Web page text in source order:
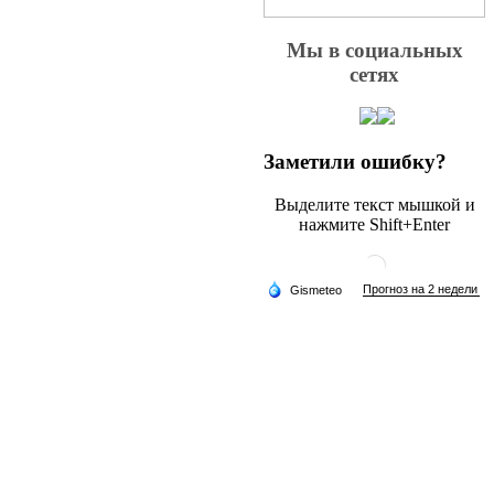
Мы в социальных
сетях
Заметили ошибку?
Выделите текст мышкой и
нажмите Shift+Enter